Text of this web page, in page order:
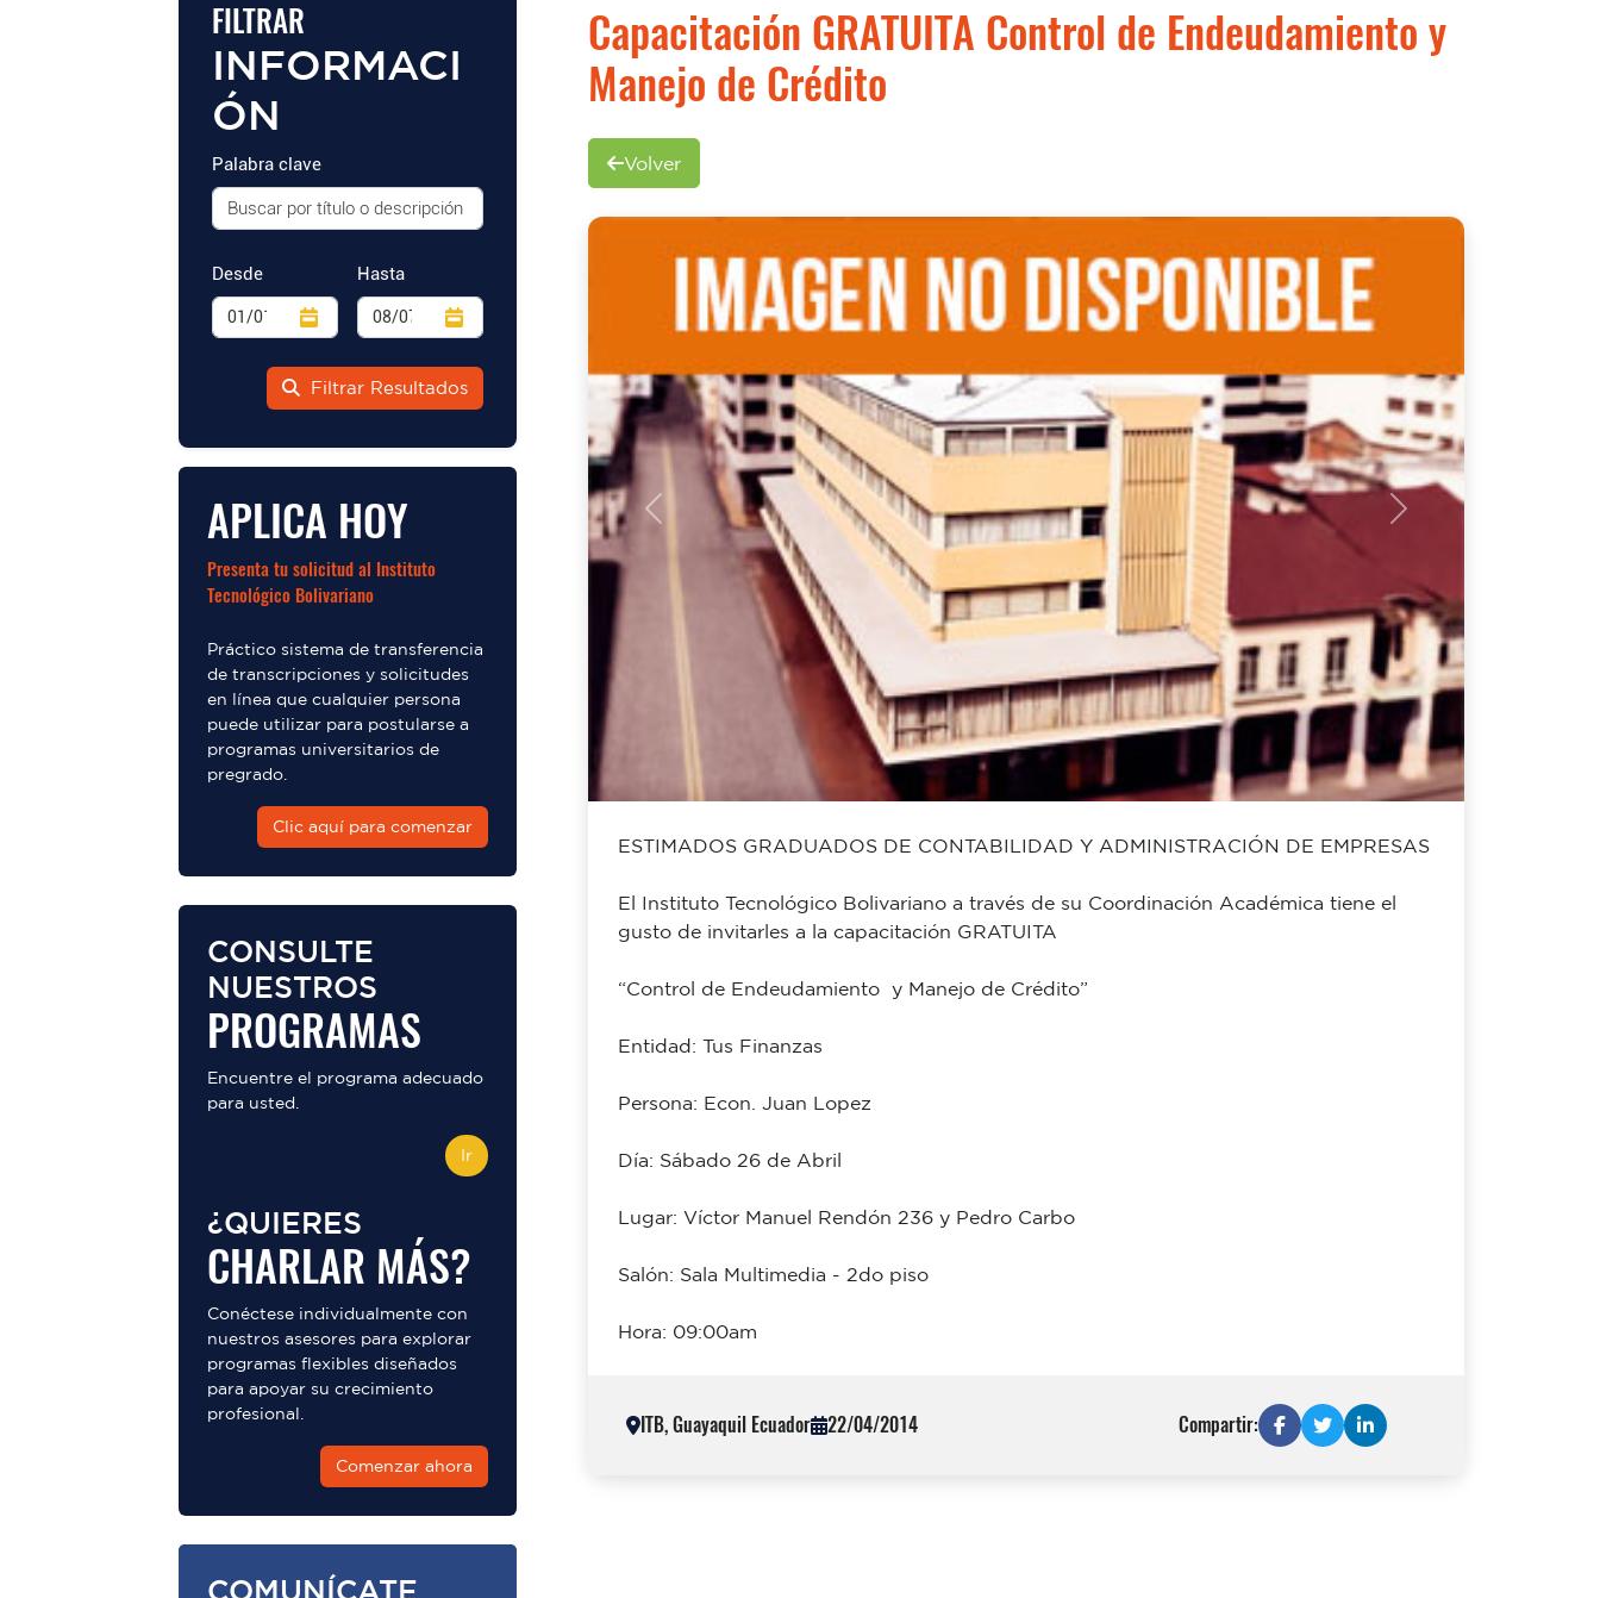
FILTRAR
INFORMACI
ÓN
Palabra clave
Desde Hasta
Filtrar Resultados
APLICA HOY
Presenta tu solicitud al Instituto
Tecnológico Bolivariano
Práctico sistema de transferencia
de transcripciones y solicitudes
en línea que cualquier persona
puede utilizar para postularse a
programas universitarios de
pregrado.
Clic aquí para comenzar
CONSULTE
NUESTROS
PROGRAMAS
Encuentre el programa adecuado
para usted.
Ir
¿QUIERES
CHARLAR MÁS?
Conéctese individualmente con
nuestros asesores para explorar
programas flexibles diseñados
para apoyar su crecimiento
profesional.
Comenzar ahora
COMUNÍCATE
Capacitación GRATUITA Control de Endeudamiento y
Manejo de Crédito
Volver
Previous Next
ESTIMADOS GRADUADOS DE CONTABILIDAD Y ADMINISTRACIÓN DE EMPRESAS
El Instituto Tecnológico Bolivariano a través de su Coordinación Académica tiene el
gusto de invitarles a la capacitación GRATUITA
“Control de Endeudamiento y Manejo de Crédito”
Entidad: Tus Finanzas
Persona: Econ. Juan Lopez
Día: Sábado 26 de Abril
Lugar: Víctor Manuel Rendón 236 y Pedro Carbo
Salón: Sala Multimedia - 2do piso
Hora: 09:00am
ITB, Guayaquil Ecuador 22/04/2014 Compartir: